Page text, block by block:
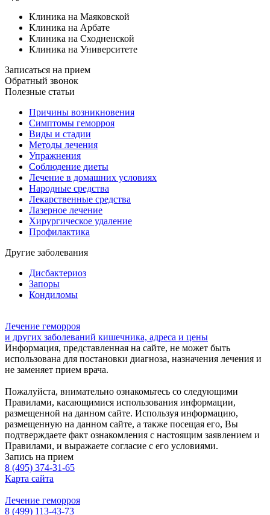
Клиника на Маяковской
Клиника на Арбате
Клиника на Сходненской
Клиника на Университете
Записаться на прием
Обратный звонок
Полезные статьи
Причины возникновения
Симптомы геморроя
Виды и стадии
Методы лечения
Упражнения
Соблюдение диеты
Лечение в домашних условиях
Народные средства
Лекарственные средства
Лазерное лечение
Хирургическое удаление
Профилактика
Другие заболевания
Дисбактериоз
Запоры
Кондиломы
Лечение геморроя
и других заболеваний кишечника, адреса и цены
Информация, представленная на сайте, не может быть
использована для постановки диагноза, назначения лечения и
не заменяет прием врача.
Пожалуйста, внимательно ознакомьтесь со следующими
Правилами, касающимися использования информации,
размещенной на данном сайте. Используя информацию,
размещенную на данном сайте, а также посещая его, Вы
подтверждаете факт ознакомления с настоящим заявлением и
Правилами, и выражаете согласие с его условиями.
Запись на прием
8 (495) 374-31-65
Карта сайта
Лечение геморроя
8 (499) 113-43-73